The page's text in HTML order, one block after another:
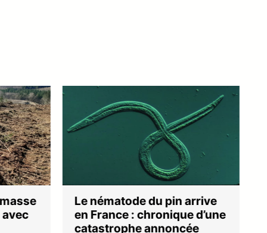
Le nématode du pin arrive
en France : chronique d’une
catastrophe annoncée